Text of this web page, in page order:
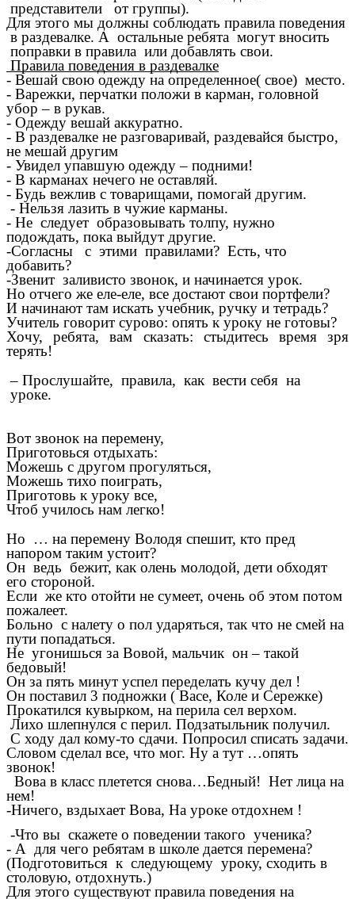
представители от группы).
Для этого мы должны соблюдать правила поведения
в раздевалке. А остальные ребята могут вносить
поправки в правила или добавлять свои.
Правила поведения в раздевалке
- Вешай свою одежду на определенное( свое) место.
- Варежки, перчатки положи в карман, головной
убор – в рукав.
- Одежду вешай аккуратно.
- В раздевалке не разговаривай, раздевайся быстро,
не мешай другим
- Увидел упавшую одежду – подними!
- В карманах нечего не оставляй.
- Будь вежлив с товарищами, помогай другим.
- Нельзя лазить в чужие карманы.
- Не следует образовывать толпу, нужно
подождать, пока выйдут другие.
-Согласны с этими правилами? Есть, что
добавить?
-Звенит заливисто звонок, и начинается урок.
Но отчего же еле-еле, все достают свои портфели?
И начинают там искать учебник, ручку и тетрадь?
Учитель говорит сурово: опять к уроку не готовы?
Хочу, ребята, вам сказать: стыдитесь время зря
терять!
– Прослушайте, правила, как вести себя на
уроке.
Вот звонок на перемену,
Приготовься отдыхать:
Можешь с другом прогуляться,
Можешь тихо поиграть,
Приготовь к уроку все,
Чтоб училось нам легко!
Но … на перемену Володя спешит, кто пред
напором таким устоит?
Он ведь бежит, как олень молодой, дети обходят
его стороной.
Если же кто отойти не сумеет, очень об этом потом
пожалеет.
Больно с налету о пол ударяться, так что не смей на
пути попадаться.
Не угонишься за Вовой, мальчик он – такой
бедовый!
Он за пять минут успел переделать кучу дел !
Он поставил 3 подножки ( Васе, Коле и Сережке)
Прокатился кувырком, на перила сел верхом.
Лихо шлепнулся с перил. Подзатыльник получил.
С ходу дал кому-то сдачи. Попросил списать задачи.
Словом сделал все, что мог. Ну а тут …опять
звонок!
Вова в класс плетется снова…Бедный! Нет лица на
нем!
-Ничего, вздыхает Вова, На уроке отдохнем !
-Что вы скажете о поведении такого ученика?
- А для чего ребятам в школе дается перемена?
(Подготовиться к следующему уроку, сходить в
столовую, отдохнуть.)
Для этого существуют правила поведения на